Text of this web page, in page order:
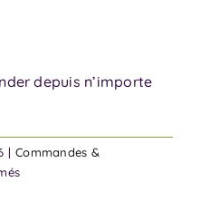
depuis n’importe
| Commandes &
sur